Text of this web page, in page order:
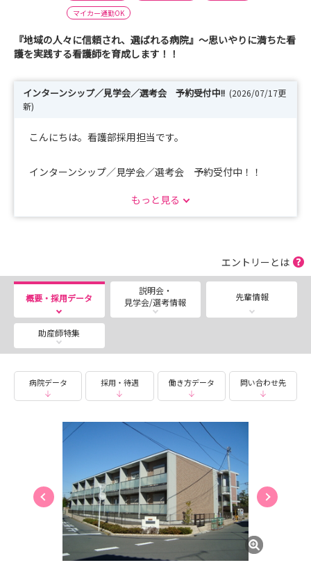
マイカー通勤OK
『地域の人々に信頼され、選ばれる病院』～思いやりに満ちた看
護を実践する看護師を育成します！！
インターンシップ／見学会／選考会 予約受付中!! (2026/07/17更
新)
こんにちは。看護部採用担当です。
インターンシップ／見学会／選考会 予約受付中！！
実際に参加された学生の方からはかなりの満足度をいただ
当院の雰囲気の良さや先輩看護師との話しやすさで皆さん
の就活をお手伝いいたします。
まだ枠は空いておりますので、ぜひご応募をお待ちしてお
ります。
もっと見る
エントリーとは
概要・採用データ
説明会・
見学会/選考情報
先輩情報
助産師特集
病院データ 採用・待遇 働き方データ 問い合わせ先